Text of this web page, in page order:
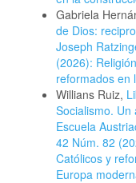
Gabriela
de Dios:
Joseph
(2026):
reformados en
Willians Ruiz,
Socialismo.
Escuela
42 Núm. 82
Católicos y
Europa